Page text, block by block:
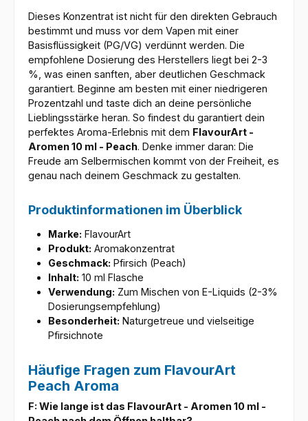
Dieses Konzentrat ist nicht für den direkten Gebrauch
bestimmt und muss vor dem Vapen mit einer
Basisflüssigkeit (PG/VG) verdünnt werden. Die
empfohlene Dosierung des Herstellers liegt bei 2-3
%, was einen sanften, aber deutlichen Geschmack
garantiert. Beginne am besten mit einer niedrigeren
Prozentzahl und taste dich an deine persönliche
Lieblingsstärke heran. So findest du garantiert dein
perfektes Aroma-Erlebnis mit dem FlavourArt -
Aromen 10 ml - Peach. Denke immer daran: Die
Freude am Selbermischen kommt von der Freiheit, es
genau nach deinem Geschmack zu gestalten.
Produktinformationen im Überblick
Marke: FlavourArt
Produkt: Aromakonzentrat
Geschmack: Pfirsich (Peach)
Inhalt: 10 ml Flasche
Verwendung: Zum Mischen von E-Liquids (2-3%
Dosierungsempfehlung)
Besonderheit: Naturgetreue und vielseitige
Pfirsichnote
Häufige Fragen zum FlavourArt
Peach Aroma
F: Wie lange ist das FlavourArt - Aromen 10 ml -